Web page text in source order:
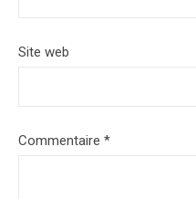
Site web
Commentaire *